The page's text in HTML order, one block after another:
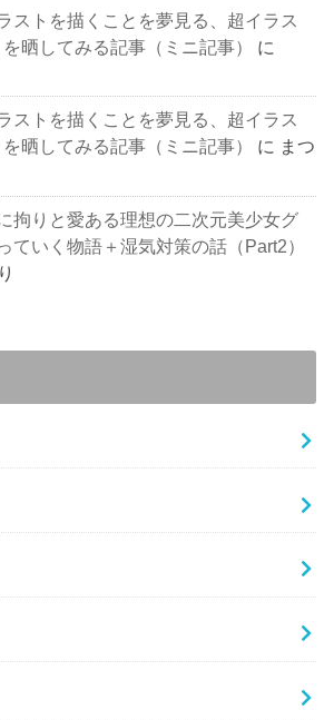
ストを描くことを夢見る、超イラス
晒してみる記事（ミニ記事）
に
ストを描くことを夢見る、超イラス
晒してみる記事（ミニ記事）
に まつ
拘りと愛ある理想の二次元美少女グ
ていく物語＋湿気対策の話（Part2）